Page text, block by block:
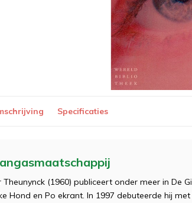
Specificaties
Theunynck (1960) publiceert onder meer in De
Hond en Po ekrant. In 1997 debuteerde hij